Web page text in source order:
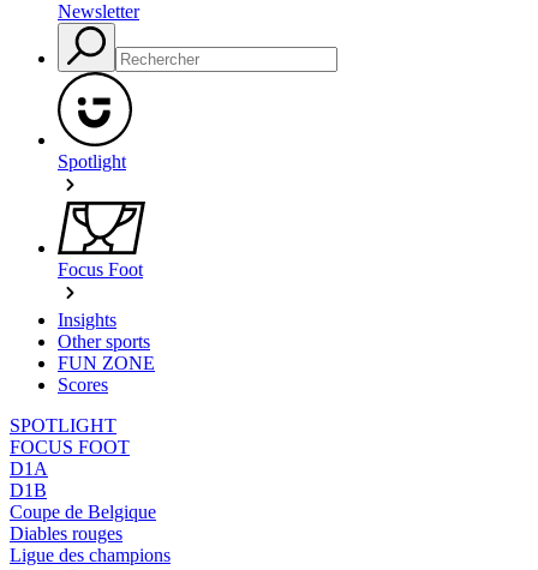
Newsletter
Spotlight
Focus Foot
Insights
Other sports
FUN ZONE
Scores
SPOTLIGHT
FOCUS FOOT
D1A
D1B
Coupe de Belgique
Diables rouges
Ligue des champions